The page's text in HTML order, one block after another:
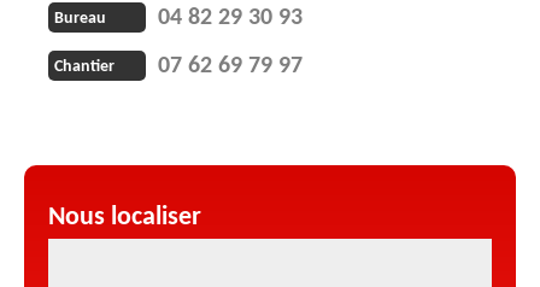
Bureau 04 82 29 30 93
Chantier 07 62 69 79 97
Nous localiser